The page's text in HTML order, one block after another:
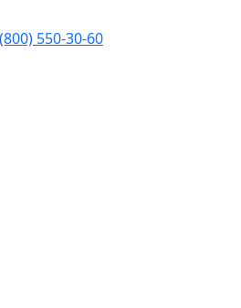
550-30-60